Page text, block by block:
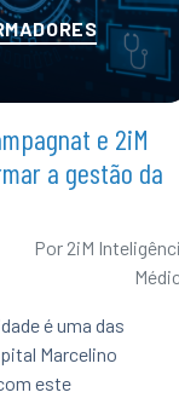
e 2iM
a gestão da
Por 2iM
é uma das
Marcelino
este